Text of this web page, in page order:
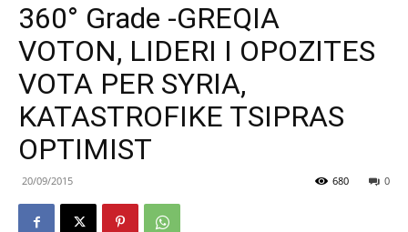
360° Grade -GREQIA
VOTON, LIDERI I OPOZITES
VOTA PER SYRIA,
KATASTROFIKE TSIPRAS
OPTIMIST
20/09/2015 0
680